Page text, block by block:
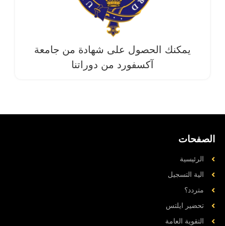
يمكنك الحصول على شهادة من جامعة
آکسفورد من دوراتنا
الصفحات
الرئيسية
الية التسجيل
متردد؟
تحضیر ایلتس
التقوية العامة